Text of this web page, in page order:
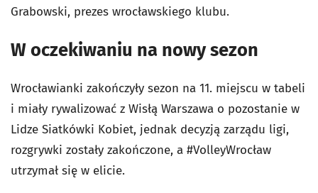
Grabowski, prezes wrocławskiego klubu.
W oczekiwaniu na nowy sezon
Wrocławianki zakończyły sezon na 11. miejscu w tabeli
i miały rywalizować z Wisłą Warszawa o pozostanie w
Lidze Siatkówki Kobiet, jednak decyzją zarządu ligi,
rozgrywki zostały zakończone, a #VolleyWrocław
utrzymał się w elicie.